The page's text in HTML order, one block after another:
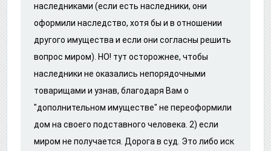
наследниками (если есть наследники, они
оформили наследство, хотя бы и в отношении
другого имущества и если они согласны решить
вопрос миром). НО! тут осторожнее, чтобы
наследники не оказались непорядочными
товарищами и узнав, благодаря Вам о
"дополнительном имуществе" не переоформили
дом на своего подставного человека. 2) если
миром не получается. Дорога в суд. Это либо иск